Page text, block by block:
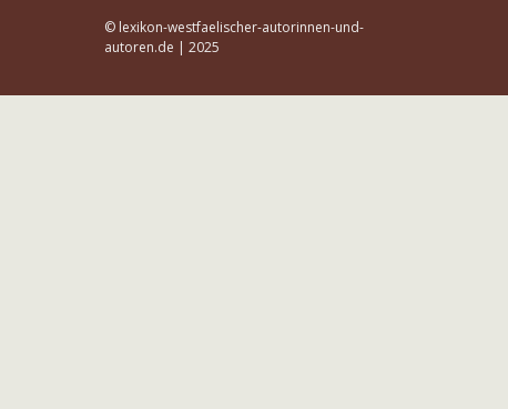
© lexikon-westfaelischer-autorinnen-und-
autoren.de | 2025